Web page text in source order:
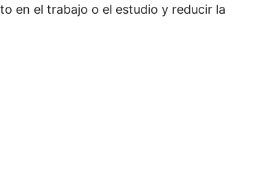
en el trabajo o el estudio y reducir la